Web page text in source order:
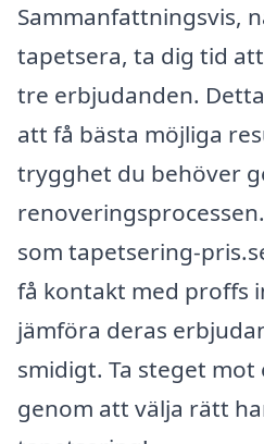
Sammanfattningsvis,
tapetsera, ta dig tid
tre erbjudanden.
att få bästa möjliga
trygghet du behöver
som tapetsering-
få kontakt med proffs
jämföra deras
smidigt. Ta steget
genom att välja rätt